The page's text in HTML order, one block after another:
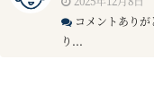
コメントあり
り...